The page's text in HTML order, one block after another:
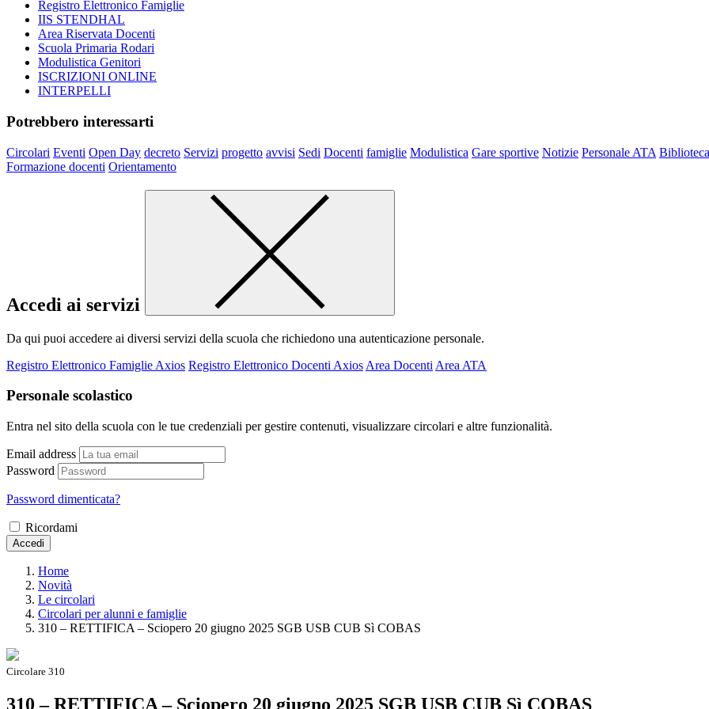
Registro Elettronico Famiglie
IIS STENDHAL
Area Riservata Docenti
Scuola Primaria Rodari
Modulistica Genitori
ISCRIZIONI ONLINE
INTERPELLI
Potrebbero interessarti
Circolari Eventi Open Day decreto Servizi progetto avvisi Sedi Docenti famiglie Modulistica Gare sportive Notizie Personale ATA Biblioteca
Formazione docenti Orientamento
Accedi ai servizi
Da qui puoi accedere ai diversi servizi della scuola che richiedono una autenticazione personale.
Registro Elettronico Famiglie Axios Registro Elettronico Docenti Axios Area Docenti Area ATA
Personale scolastico
Entra nel sito della scuola con le tue credenziali per gestire contenuti, visualizzare circolari e altre funzionalità.
Email address
Password
Password dimenticata?
Ricordami
Accedi
Home
Novità
Le circolari
Circolari per alunni e famiglie
310 – RETTIFICA – Sciopero 20 giugno 2025 SGB USB CUB Sì COBAS
Circolare 310
310 – RETTIFICA – Sciopero 20 giugno 2025 SGB USB CUB Sì COBAS